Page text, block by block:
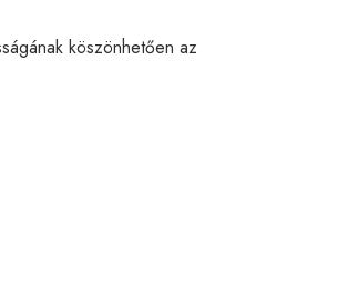
köszönhetően az